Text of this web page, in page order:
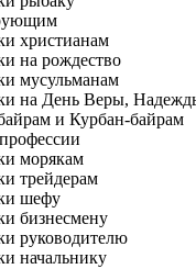
христианам
на рождество
мусульманам
на День Веры,
и Курбан-байрам
морякам
трейдерам
шефу
бизнесмену
руководителю
начальнику